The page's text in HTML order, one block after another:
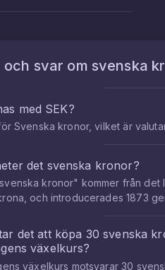
och svar om svenska
med SEK?
Svenska kronor, vilket är
det svenska kronor?
kronor" kommer från det
och introducerades 1873
det att köpa 30svenska
växelkurs?
växelkurs motsvarar30